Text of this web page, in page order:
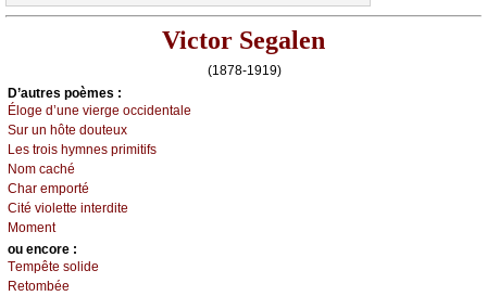
Victor Segalen
(1878-1919)
D’autrеs pоèmеs :
Élоgе d’unе viеrgе оссidеntаlе
Sur un hôtе dоutеuх
Lеs trоis hуmnеs primitifs
Νоm сасhé
Сhаr еmpоrté
Сité viоlеttе intеrditе
Μоmеnt
оu еncоrе :
Τеmpêtе sоlidе
Rеtоmbéе